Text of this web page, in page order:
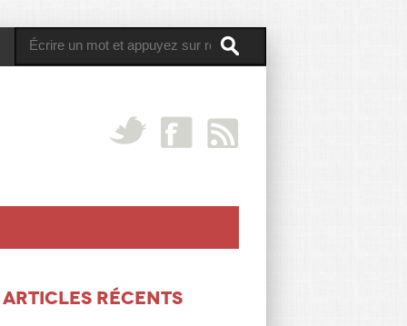
Articles récents